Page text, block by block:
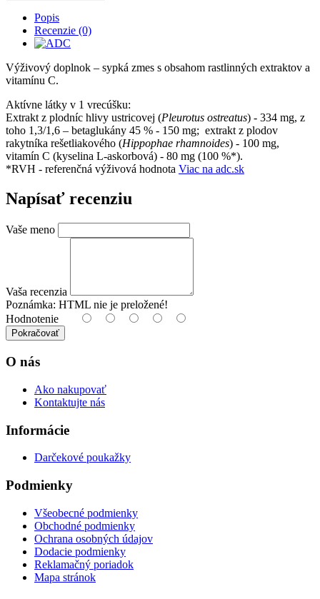
Popis
Recenzie (0)
Výživový doplnok – sypká zmes s obsahom rastlinných extraktov a
vitamínu C.
Aktívne látky v 1 vrecúšku:
Extrakt z plodníc hlivy ustricovej (Pleurotus ostreatus) - 334 mg, z
toho 1,3/1,6 – betaglukány 45 % - 150 mg; extrakt z plodov
rakytníka rešetliakového (Hippophae rhamnoides) - 100 mg,
vitamín C (kyselina L-askorbová) - 80 mg (100 %*).
*RVH - referenčná výživová hodnota Viac na adc.sk
Napísať recenziu
Vaše meno
Vaša recenzia
Poznámka: HTML nie je preložené!
Hodnotenie
Pokračovať
O nás
Ako nakupovať
Kontaktujte nás
Informácie
Darčekové poukažky
Podmienky
Všeobecné podmienky
Obchodné podmienky
Ochrana osobných údajov
Dodacie podmienky
Reklamačný poriadok
Mapa stránok